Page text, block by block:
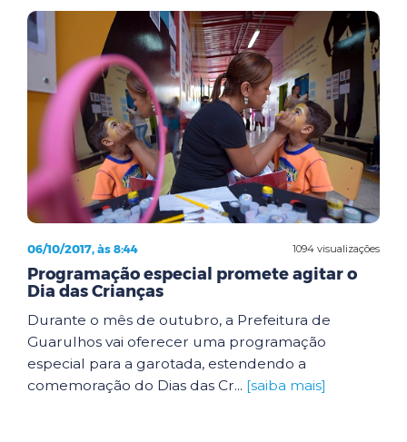
1094 visualizações
06/10/2017, às 8:44
Programação especial promete agitar o
Dia das Crianças
Durante o mês de outubro, a Prefeitura de
Guarulhos vai oferecer uma programação
especial para a garotada, estendendo a
comemoração do Dias das Cr... [saiba mais]